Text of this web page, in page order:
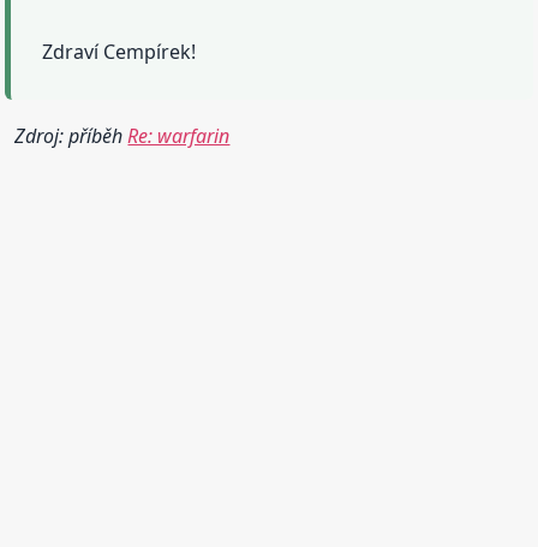
Zdraví Cempírek!
Zdroj: příběhRe: warfarin